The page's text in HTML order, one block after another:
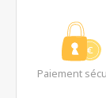
Paiement